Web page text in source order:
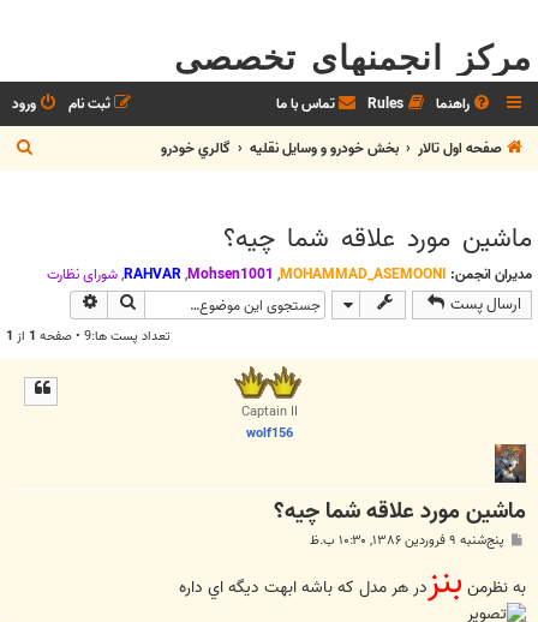
مرکز انجمنهای تخصصی
راهنما Rules تماس با ما ورود
ثبت نام
صفحه اول تالار
بخش خودرو و وسايل نقليه گالري خودرو
س
ماشين مورد علاقه شما چيه؟
مدیران انجمن: MOHAMMAD_ASEMOONI
,
Mohsen1001
,
RAHVAR
,شوراي نظارت
ارسال پست جستجو
تعداد پست ها:9 • صفحه 1 از 1
Captain II
wolf156
ماشين مورد علاقه شما چيه؟
س
پنج‌شنبه ۹ فروردین ۱۳۸۶, ۱۰:۳۰ ب.ظ
به نظرمن بنزدر هر مدل كه باشه ابهت ديگه اي داره